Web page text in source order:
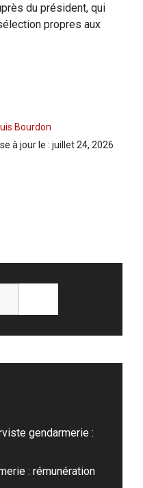
du président, qui
propres aux
Bourdon
à jour le : juillet 24, 2026
gendarmerie :
: rémunération